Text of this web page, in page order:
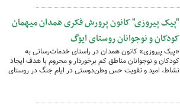
"پیک پیروزی" کانون پرورش فکری همدان میهمان
کودکان و نوجوانان روستای ایوگ
«پیک پیروزی» کانون همدان در راستای خدمات‌رسانی به
کودکان و نوجوانان مناطق کم برخوردار و محروم با هدف ایجاد
نشاط، امید و تقویت حس وطن‌دوستی در ایام جنگ در روستای